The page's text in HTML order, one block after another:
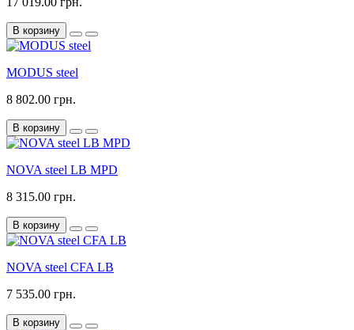
В корзину
MODUS steel
8 802.00 грн.
В корзину
NOVA steel LB MPD
8 315.00 грн.
В корзину
NOVA steel CFA LB
7 535.00 грн.
В корзину